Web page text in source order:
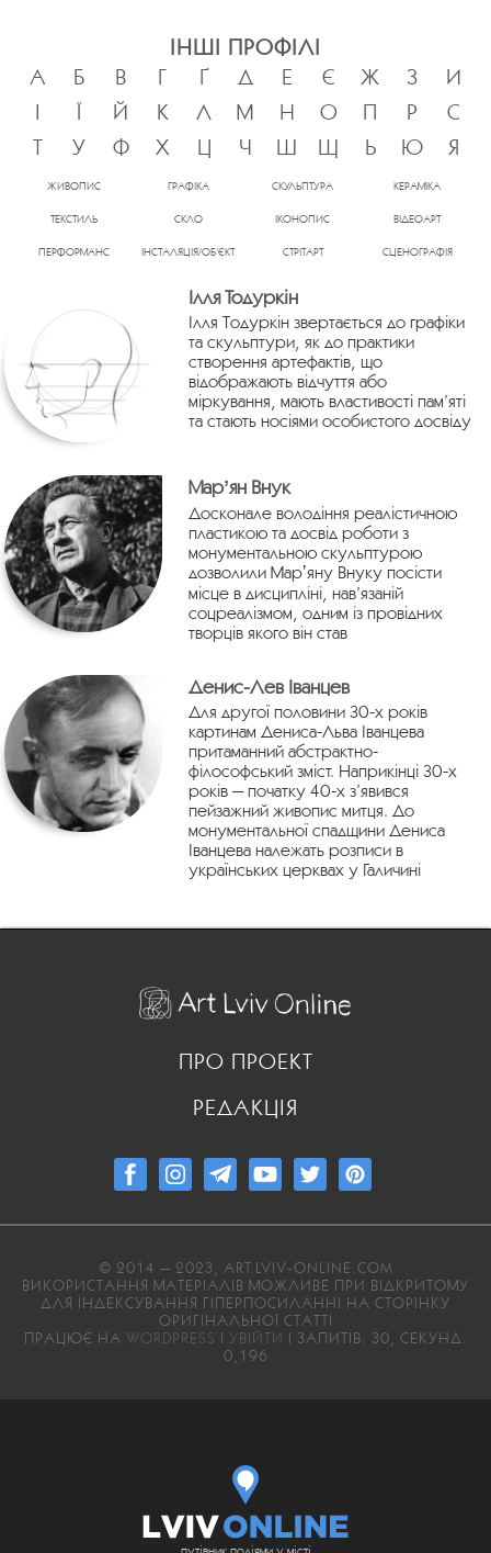
ІНШІ ПРОФІЛІ
А
Б В Г Ґ Д Е Є Ж З
И
І
Ї Й К Л М Н О П Р
С
Т
У Ф Х Ц Ч Ш Щ Ь Ю Я
ЖИВОПИС ГРАФІКА СКУЛЬПТУРА КЕРАМІКА
ТЕКСТИЛЬ СКЛО ІКОНОПИС ВІДЕОАРТ
ПЕРФОРМАНС ІНСТАЛЯЦІЯ/ОБ’ЄКТ СТРІТАРТ СЦЕНОГРАФІЯ
Ілля Тодуркін
Ілля Тодуркін звертається до графіки
та скульптури, як до практики
створення артефактів, що
відображають відчуття або
міркування, мають властивості пам’яті
та стають носіями особистого досвіду
Марʼян Внук
Досконале володіння реалістичною
пластикою та досвід роботи з
монументальною скульптурою
дозволили Марʼяну Внуку посісти
місце в дисципліні, нав’язаній
соцреалізмом, одним із провідних
творців якого він став
Денис-Лев Іванцев
Для другої половини 30-х років
картинам Дениса-Льва Іванцева
притаманний абстрактно-
філософський зміст. Наприкінці 30-х
років — початку 40-х з’явився
пейзажний живопис митця. До
монументальної спадщини Дениса
Іванцева належать розписи в
українських церквах у Галичині
ПРО ПРОЕКТ
РЕДАКЦІЯ
© 2014 — 2023, ART.LVIV-ONLINE.COM
ВИКОРИСТАННЯ МАТЕРІАЛІВ МОЖЛИВЕ ПРИ ВІДКРИТОМУ
ДЛЯ ІНДЕКСУВАННЯ ГІПЕРПОСИЛАННІ НА СТОРІНКУ
ОРИГІНАЛЬНОЇ СТАТТІ
ПРАЦЮЄ НА WORDPRESS | УВІЙТИ | ЗАПИТІВ: 30, СЕКУНД:
0,196